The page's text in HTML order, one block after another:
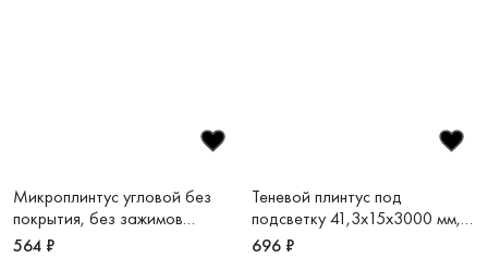
Микроплинтус угловой без
покрытия, без зажимов
25,8х16,2х5х2450 мм Micro-L
564 ₽
Теневой плинтус под
подсветку 41,3х15х3000 мм,
зазор 20 мм черный муар Light
696 ₽